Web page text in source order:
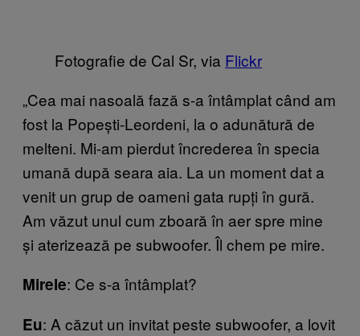
Fotografie de Cal Sr, via Flickr
„Cea mai nasoală fază s-a întâmplat când am
fost la Popești-Leordeni, la o adunătură de
melteni. Mi-am pierdut încrederea în specia
umană după seara aia. La un moment dat a
venit un grup de oameni gata rupți în gură.
Am văzut unul cum zboară în aer spre mine
și aterizează pe subwoofer. Îl chem pe mire.
Mirele: Ce s-a întâmplat?
Eu: A căzut un invitat peste subwoofer, a lovit